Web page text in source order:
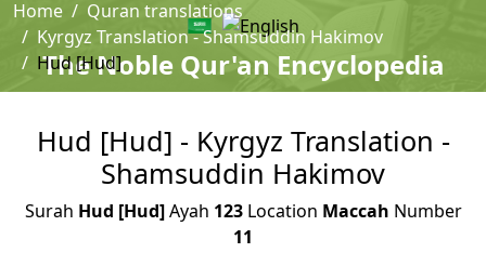
The Noble Qur'an Encyclopedia
Home
Quran translations
Kyrgyz Translation - Shamsuddin Hakimov
Hud [Hud]
Hud [Hud] - Kyrgyz Translation -
Shamsuddin Hakimov
Surah Hud [Hud]Ayah 123Location Maccah Number
11